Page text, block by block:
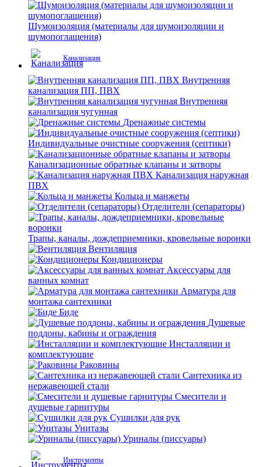
Шумоизоляция (материалы для шумоизоляции и
шумопоглащения)
Канализация
Внутренняя
канализация ПП, ПВХ
Внутренняя
канализация чугунная
Дренажные системы
Индивидуальные очистные сооружения (септики)
Канализационные обратные клапаны и затворы
Канализация наружная
ПВХ
Кольца и манжеты
Отделители (сепараторы)
Трапы, каналы, дождеприемники, кровельные воронки
Вентиляция
Кондиционеры
Аксессуары для
ванных комнат
Арматура для
монтажа сантехники
Биде
Душевые
поддоны, кабины и ограждения
Инсталляции и
комплектующие
Раковины
Сантехника из
нержавеющей стали
Смесители и
душевые гарнитуры
Сушилки для рук
Унитазы
Уриналы (писсуары)
Инструменты